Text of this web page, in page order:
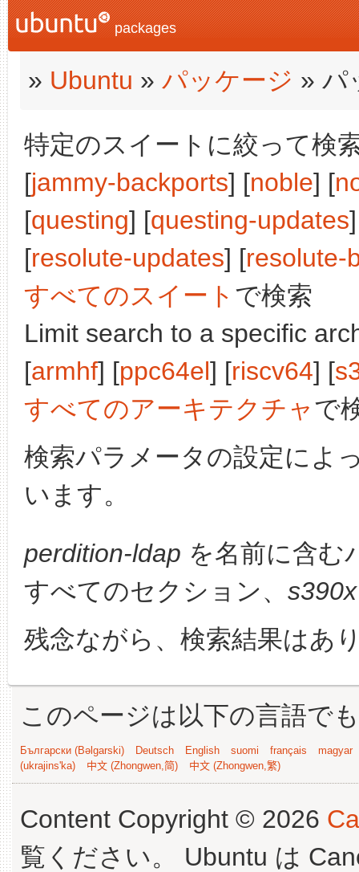
packages
» Ubuntu » パッケージ » パ
特定のスイートに絞って検
[jammy-backports] [noble] [
[questing] [questing-updates
[resolute-updates] [resolute-
すべてのスイート で検索
Limit search to a specific
[armhf] [ppc64el] [riscv64] [
すべてのアーキテクチャで
検索パラメータの設定によ
います。
perdition-ldap を名前に含む
すべてのセクション、 s390x
残念ながら、検索結果はあ
このページは以下の言語で
Български (Bəlgarski) Deutsch English suomi français
magyar
(ukrajins'ka)
中文 (Zhongwen,简) 中文 (Zhongwen,繁)
Content Copyright © 2026
覧ください。 Ubuntu は